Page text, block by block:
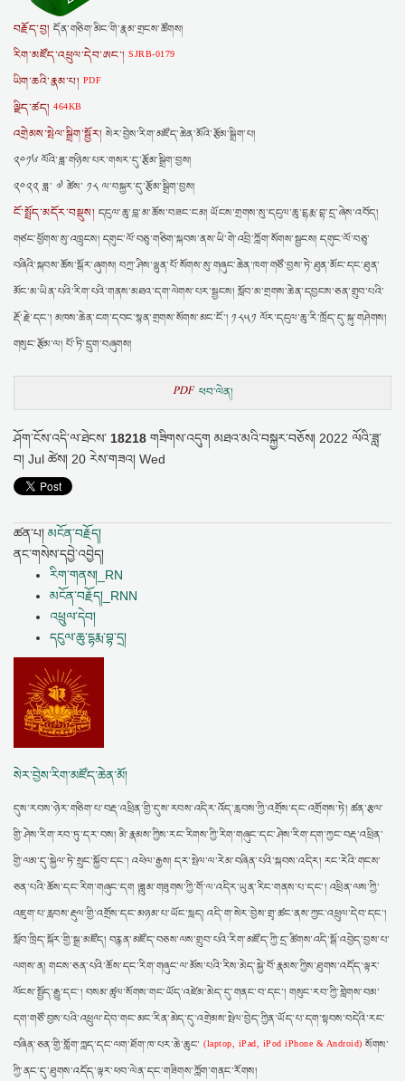
བརྗོད་བྱ།དོན་གཅིག་མིང་གི་རྣམ་གྲངས་ཚོགས།
རིག་མཛོད་འཕྲུལ་དེབ་ཨང་།SJRB-0179
ཡིག་ཆའི་རྣམ་པ། PDF
ལྗིད་ཚད།464KB
འགྲེམས་སྤེལ་སྒྲིག་སྦྱོར།སེར་བྱེས་རིག་མཛོད་ཆེན་མོའི་རྩོམ་སྒྲིག་པ།
༢༠༡༦ ལོའི་ཟླ་གཉིས་པར་གསར་དུ་རྩོམ་སྒྲིག་བྱས།
༢༠༢༢ ཟླ་ ༧ ཚེས་ ༡༨ ལ་བསྐྱར་དུ་རྩོམ་སྒྲིག་བྱས།
ངོ་སྤྲོད་མདོར་བསྡུས། དངུལ་ཆུ་བླ་མ་ཆོས་བཟང་ངམ། ཡོངས་གྲགས་སུ་དངུལ་ཆུ་དྷརྨ་བྷ་དྲ་ཞེས་འབོད།
གཙང་ཕྱོགས་སུ་འཁྲུངས། དགུང་ལོ་བཅུ་གཅིག་སྐབས་ནས་ཡི་གེ་འབྲི་ཀློག་སོགས་སྦྱངས། དགུང་ལོ་བཅུ་
བཞིའི་སྐབས་ཆོས་སྒོར་ཞུགས། བཀྲ་ཤིས་ལྷུན་པོ་སོགས་སུ་གཞུང་ཆེན་ཁག་གཙོ་བྱས་ཏེ་ཐུན་མོང་དང་ཐུན་
མོང་མ་ཡིན་པའི་རིག་པའི་གནས་མཐའ་དག་ལེགས་པར་སྦྱངས། སློབ་མ་གྲགས་ཆེན་དབྱངས་ཅན་གྲུབ་པའི་
རྡོ་རྗེ་དང་། མཁས་ཆེན་ངག་དབང་སྙན་གྲགས་སོགས་མང་ངོ་། ༡༨༥༡ ལོར་དངུལ་ཆུ་རི་ཁྲོད་དུ་སྐུ་གཤེགས།
གསུང་རྩོམ་ལ། པོ་ཏི་དྲུག་བཞུགས།
PDF ཕབ་ལེན།
ཤོག་ངོས་འདི་ལ་ཐེངས་ 18218 གཟིགས་འདུག མཐའ་མའི་བསྐྱར་བཅོས། 2022 ལོའི་ཟླ་
བ། Jul ཚེས། 20 རེས་གཟའ། Wed
ཚན་པ། མངོན་བརྗོད།
ནང་གསེས་དབྱེ་འབྱེད།
རིག་གནས།_RN
མངོན་བརྗོད།_RNN
འཕྲུལ་དེབ།
དངུལ་ཆུ་དྷརྨ་བྷ་དྲ།
སེར་བྱེས་རིག་མཛོད་ཆེན་མོ།
དུས་རབས་ཉེར་གཅིག་པ་བརྡ་འཕྲིན་གྱི་དུས་རབས་འདིར་འོད་རླབས་ཀྱི་འགྲོས་དང་འགྲོགས་ཏེ། ཚན་རྩལ་
གྱི་ཤེས་རིག་རབ་ཏུ་དར་བས། མི་རྣམས་ཀྱིས་རང་རིགས་ཀྱི་རིག་གཞུང་དང་ཤེས་རིག་དག་ཀྱང་བརྡ་འཕྲིན་
གྱི་ལམ་དུ་སྐྱེལ་ཏེ་སྲུང་སྐྱོབ་དང་། འཕེལ་རྒྱས། དར་སྤེལ་ལ་རེམ་བཞིན་པའི་སྐབས་འདིར། རང་རེའི་གངས་
ཅན་པའི་ཆོས་དང་རིག་གཞུང་དག །ཟླུམ་གཟུགས་ཀྱི་གོ་ལ་འདིར་ཡུན་རིང་གནས་པ་དང་། འཕྲིན་ལས་ཀྱི་
འཇུག་པ་རླབས་རྡུལ་གྱི་འགྲོས་དང་མཉམ་པ་ཡོང་སླད། འདི་ག་སེར་བྱེས་གྲྭ་ཚང་ནས་ཀྱང་འཕྲུལ་དེབ་དང་།
སློབ་ཁྲིད་སྐོར་གྱི་སྒྲ་མཛོད། བརྙན་མཛོད་བཅས་ལས་གྲུབ་པའི་རིག་མཛོད་ཀྱི་དྲ་ཚིགས་འདི་སྒོ་འབྱེད་བྱས་པ་
ལགས་ན། གངས་ཅན་པའི་ཆོས་དང་རིག་གཞུང་ལ་མོས་པའི་རིས་མེད་སྐྱེ་བོ་རྣམས་ཀྱིས་ཐུགས་འདོད་ལྟར་
ལོངས་སྤྱོད་རྒྱུ་དང་། བསམ་ཚུལ་སོགས་གང་ཡོད་འཛེམ་མེད་དུ་གནང་བ་དང་། གསུང་རབ་ཀྱི་གླེགས་བམ་
དག་གཙོ་བྱས་པའི་འཕྲུལ་དེབ་གང་མང་རིན་མེད་དུ་འགྲེམས་སྤེལ་བྱེད་ཀྱིན་ཡོད་པ་དག་སྟབས་བདེའི་རང་
བཞིན་ཅན་གྱི་གློག་ཀླད་དང་ལག་ཐོག་ཁ་པར་ཆེ་ཆུང་(laptop, iPad, iPod iPhone & Android)སོགས་
ཀྱི་ནང་དུ་ཐུགས་འདོད་ལྟར་ཕབ་ལེན་དང་གཟིགས་ཀློག་གནང་རོགས།